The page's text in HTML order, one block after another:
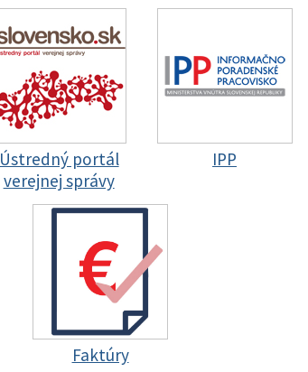
Ústredný portál
verejnej správy
IPP
Faktúry